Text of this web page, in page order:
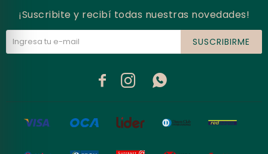
¡Suscribite y recibí todas nuestras novedades!
SUSCRIBIRME
  